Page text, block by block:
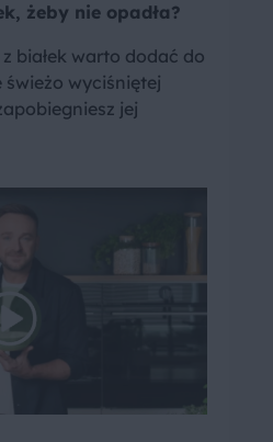
żeby nie opadła?
białek warto dodać do
świeżo wyciśniętej
jej